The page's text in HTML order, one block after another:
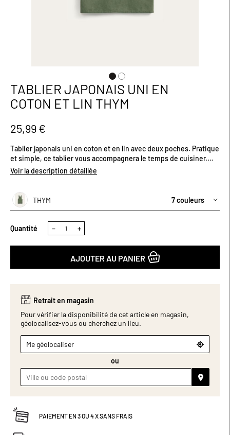
Passer
au
début
la
Galerie
d’images
TABLIER JAPONAIS UNI EN
COTON ET LIN THYM
25,99 €
Tablier japonais uni en coton et en lin avec deux poches. Pratique
et simple, ce tablier vous accompagnera le temps de cuisiner.
Certifié OEKO-TEX®, il respecte les peaux sensibles et répond
aux exigences environnementales. Existe en plusieurs coloris.
Voir la description détaillée
THYM 7 couleurs
Quantité − +
AJOUTER AU PANIER
Retrait en magasin
Pour vérifier la disponibilité de cet article en magasin,
géolocalisez-vous ou cherchez un lieu.
Me géolocaliser
ou
PAIEMENT EN 3 OU 4 X SANS FRAIS